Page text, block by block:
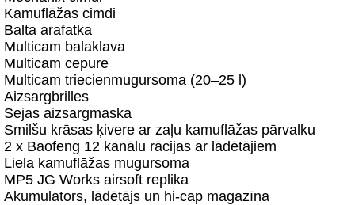
Kamuflāžas cimdi
Balta arafatka
Multicam balaklava
Multicam cepure
Multicam triecienmugursoma (20–25 l)
Aizsargbrilles
Sejas aizsargmaska
Smilšu krāsas ķivere ar zaļu kamuflāžas pārvalku
2 x Baofeng 12 kanālu rācijas ar lādētājiem
Liela kamuflāžas mugursoma
MP5 JG Works airsoft replika
Akumulators, lādētājs un hi-cap magazīna